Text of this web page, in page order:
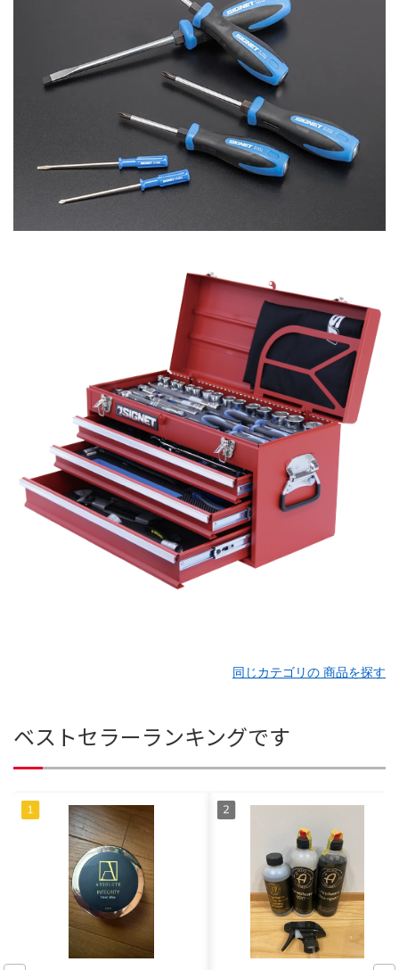
同じカテゴリの 商品を探す
ベストセラーランキングです